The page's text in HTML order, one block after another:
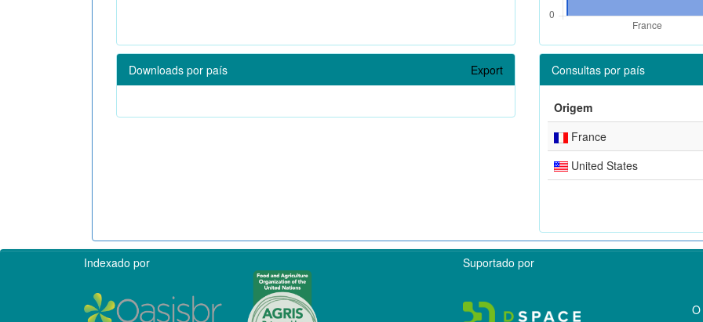
Downloads por país Export Consultas por país
Origem
France
United States
Indexado por Suportado por